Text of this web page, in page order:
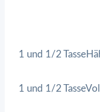
1 und 1/2
1 und 1/2